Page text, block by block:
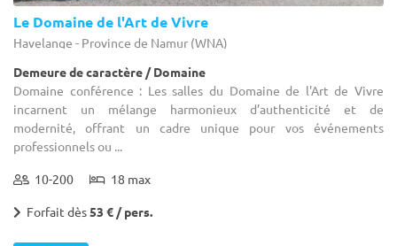
Le Domaine de l'Art de Vivre
Havelange - Province de Namur (WNA)
Demeure de caractère / Domaine
Domaine conférence : Les salles du Domaine de l'Art de Vivre
incarnent un mélange harmonieux d’authenticité et de
modernité, offrant un cadre unique pour vos événements
professionnels ou ...
10-200 18 max
Forfait dès53 € / pers.